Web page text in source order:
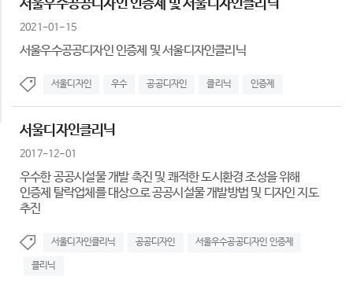
서울우수공공디자인 인증제 및 서울디자인클리닉
2021-01-15
서울우수공공디자인 인증제 및 서울디자인클리닉
서울디자인 우수 공공디자인 클리닉 인증제
서울디자인클리닉
2017-12-01
우수한 공공시설물 개발 촉진 및 쾌적한 도시환경 조성을 위해
인증제 탈락업체를 대상으로 공공시설물 개발방법 및 디자인 지도
추진
서울디자인클리닉 공공디자인 서울우수공공디자인 인증제
클리닉